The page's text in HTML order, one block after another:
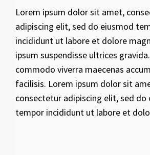
Lorem ipsum dolor sit amet,
adipiscing elit, sed do eiusmod
incididunt ut labore et dolore
ipsum suspendisse ultrices
commodo viverra maecenas
facilisis. Lorem ipsum dolor sit
consectetur adipiscing elit, sed do
tempor incididunt ut labore et